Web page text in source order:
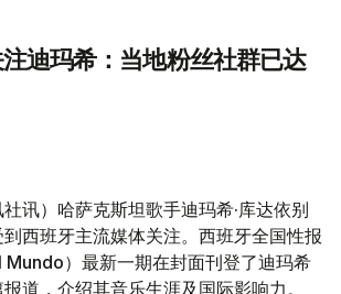
迪玛希：当地粉丝社群已达
社讯）哈萨克斯坦歌手迪玛希·库达依别
西班牙主流媒体关注。西班牙全国性报
Mundo）最新一期在封面刊登了迪玛希
道，介绍其音乐生涯及国际影响力。